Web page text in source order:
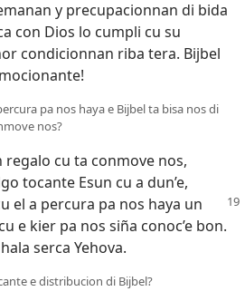
y precupacionnan di bida
con Dios lo cumpli cu su
condicionnan riba tera. Bijbel
pa nos haya e Bijbel ta bisa nos di
nos?
regalo cu ta conmove nos,
tocante Esun cu a dun’e,
el a percura pa nos haya un
e kier pa nos siña conoc’e bon.
serca Yehova.
e distribucion di Bijbel?